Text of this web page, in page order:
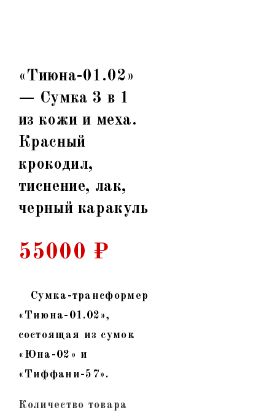
«Тиюна-01.02»
— Сумка 3 в 1
из кожи и меха.
Красный
крокодил,
тиснение, лак,
черный каракуль
55000 ₽
Сумка-трансформер
«Тиюна-01.02»,
состоящая из сумок
«Юна-02» и
«Тиффани-57».
Количество товара